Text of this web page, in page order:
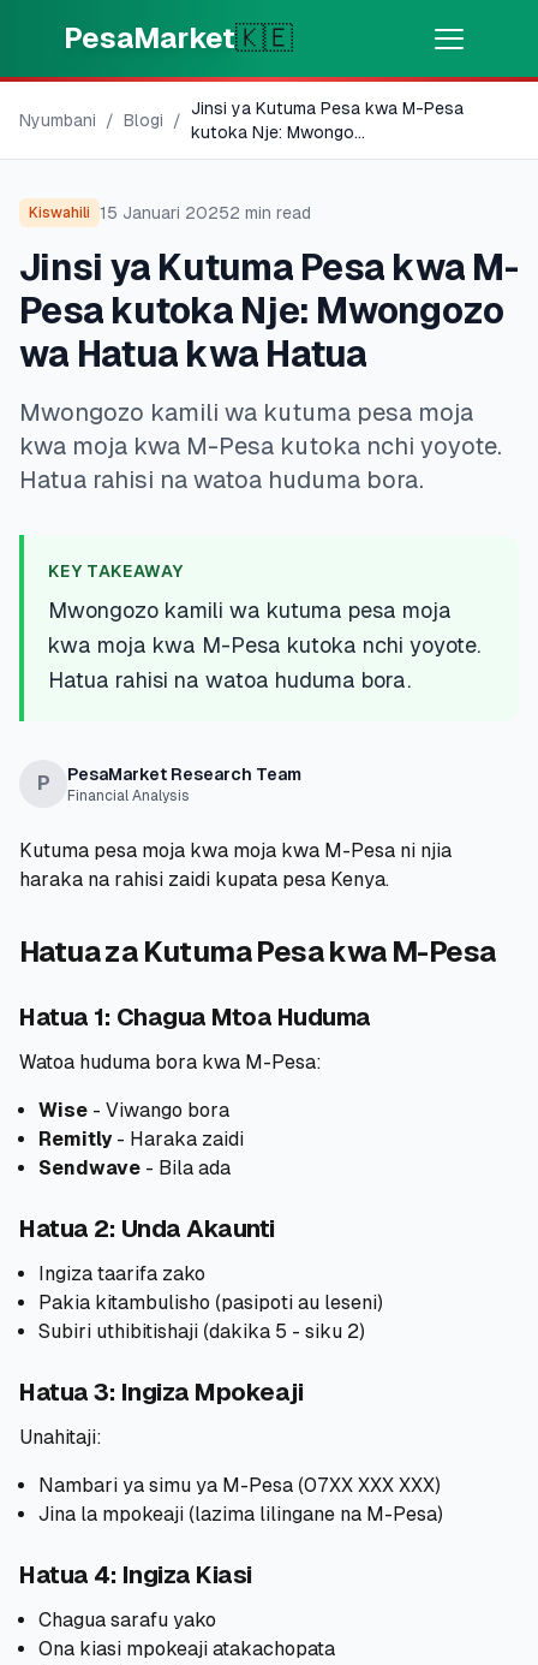
PesaMarket🇰🇪
⚡Pesa Sasa
Pata pesa kwa dakika
🌍 CHAGUA NCHI
🇰🇪Kenya
💳BIDHAA
🎯Pata Mkopo
💳Kadi za Mkopo
📱 Mikopo ya Simu
🏢Mikopo ya Biashara
ZANA NA RASILIMALI
🏦Benki
🧮 Vikokotoo
🏢 KAMPUNI
📧
🇬🇧 🇰🇪
Nyumbani / Blogi /
Jinsi ya Kutuma Pesa kwa M-Pesa
kutoka Nje: Mwongo...
Kiswahili 15 Januari 20252 min read
Jinsi ya Kutuma Pesa kwa M-
Pesa kutoka Nje: Mwongozo
wa Hatua kwa Hatua
Mwongozo kamili wa kutuma pesa moja
kwa moja kwa M-Pesa kutoka nchi yoyote.
Hatua rahisi na watoa huduma bora.
KEY TAKEAWAY
Mwongozo kamili wa kutuma pesa moja
kwa moja kwa M-Pesa kutoka nchi yoyote.
Hatua rahisi na watoa huduma bora.
P PesaMarket Research Team
Financial Analysis
Kutuma pesa moja kwa moja kwa M-Pesa ni njia
haraka na rahisi zaidi kupata pesa Kenya.
Hatua za Kutuma Pesa kwa M-Pesa
Hatua 1: Chagua Mtoa Huduma
Watoa huduma bora kwa M-Pesa:
Wise - Viwango bora
Remitly- Haraka zaidi
Sendwave - Bila ada
Hatua 2: Unda Akaunti
Ingiza taarifa zako
Pakia kitambulisho (pasipoti au leseni)
Subiri uthibitishaji (dakika 5 - siku 2)
Hatua 3: Ingiza Mpokeaji
Unahitaji:
Nambari ya simu ya M-Pesa (07XX XXX XXX)
Jina la mpokeaji (lazima lilingane na M-Pesa)
Hatua 4: Ingiza Kiasi
Chagua sarafu yako
Ona kiasi mpokeaji atakachopata